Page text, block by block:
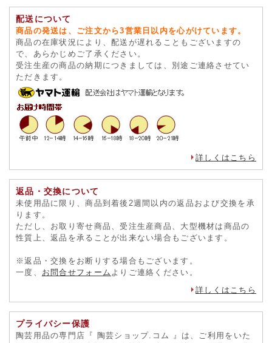
配送について
商品の発送は、ご注文から3営業日以内を心がけています。
商品の在庫状況により、配送が遅れることもございますの
で、あらかじめご了承ください。
受注生産の商品の納期につきましては、別途ご連絡させてい
ただきます。
詳しくはこちら
返品・交換について
未使用品に限り、商品到着後2週間以内の返品および交換を承
ります。
ただし、お取り寄せ商品、受注生産商品、大型機材は商品の
性質上、返品を承ることが出来ない場合もございます。
※返品・交換をお断りする場合もございます。
一度、 お問合せフォーム よりご連絡ください。
詳しくはこちら
プライバシー保護
陶芸用品の専門店『 陶芸ショップ.コム 』は、ご利用をいた